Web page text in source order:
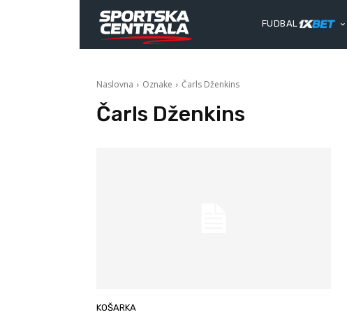
FUDBAL
Naslovna Oznake Čarls Dženkins
Čarls Dženkins
KOŠARKA